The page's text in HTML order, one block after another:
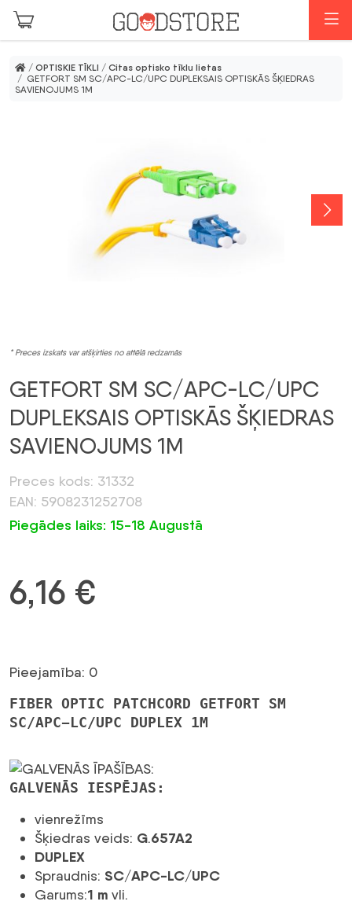
Skip to main content
/ OPTISKIE TĪKLI / Citas optisko tīklu lietas
/ GETFORT SM SC/APC-LC/UPC DUPLEKSAIS OPTISKĀS ŠĶIEDRAS
SAVIENOJUMS 1M
* Preces izskats var atšķirties no attēlā redzamās
GETFORT SM SC/APC-LC/UPC
DUPLEKSAIS OPTISKĀS ŠĶIEDRAS
SAVIENOJUMS 1M
Preces kods: 31332
EAN: 5908231252708
Piegādes laiks: 15-18 Augustā
6,16 €
Pieejamība: 0
FIBER OPTIC PATCHCORD GETFORT SM
SC/APC-LC/UPC DUPLEX 1M
GALVENĀS IESPĒJAS:
vienrežīms
Šķiedras veids: G.657A2
DUPLEX
Spraudnis: SC/APC-LC/UPC
Garums:1 m vli.